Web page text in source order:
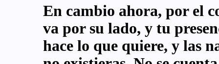
En cambio ahora, por el
va por su lado, y tu
hace lo que quiere, y las